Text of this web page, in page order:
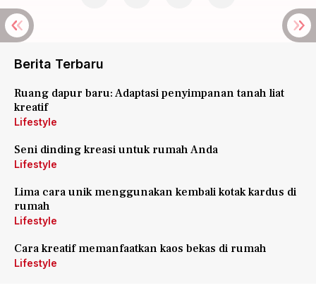
Berita Terbaru
Ruang dapur baru: Adaptasi penyimpanan tanah liat
kreatif
Lifestyle
Seni dinding kreasi untuk rumah Anda
Lifestyle
Lima cara unik menggunakan kembali kotak kardus di
rumah
Lifestyle
Cara kreatif memanfaatkan kaos bekas di rumah
Lifestyle